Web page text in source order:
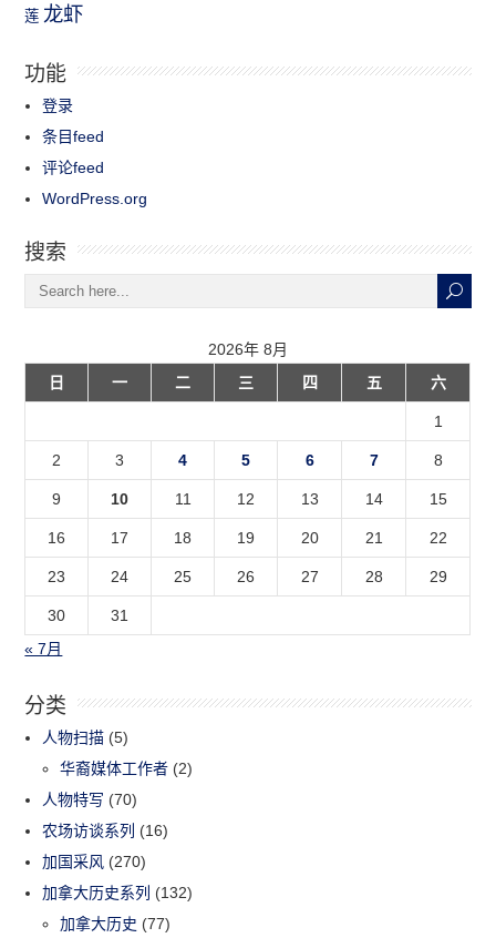
莲 龙虾
功能
登录
条目feed
评论feed
WordPress.org
搜索
2026年 8月
日
一 二 三 四 五 六
1
2 3 4 5 6 7 8
9 10 11 12 13 14 15
16 17 18 19 20 21 22
23 24 25 26 27 28 29
30
31
« 7月
分类
人物扫描 (5)
华裔媒体工作者 (2)
人物特写 (70)
农场访谈系列 (16)
加国采风 (270)
加拿大历史系列 (132)
加拿大历史 (77)